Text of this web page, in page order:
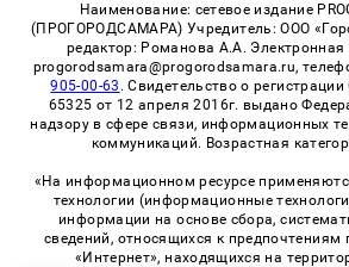
Наименование: сетевое издание
(ПРОГОРОДСАМАРА) Учредитель: ООО
редактор: Романова А.А. Электронная
progorodsamara@progorodsamara.ru,
905-00-63 . Свидетельство о
65325 от 12 апреля 2016г. выдано
надзору в сфере связи, информационных
коммуникаций. Возрастная
«На информационном ресурсе
технологии (информационные
информации на основе сбора,
сведений, относящихся к предпочтениям
«Интернет», находящихся на